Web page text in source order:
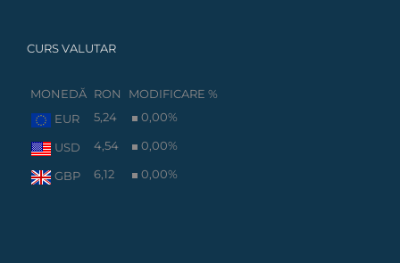
CURS VALUTAR
MONEDĂ RON
MODIFICARE %
EUR
5,24 0,00%
USD 4,54 0,00%
GBP 6,12 0,00%